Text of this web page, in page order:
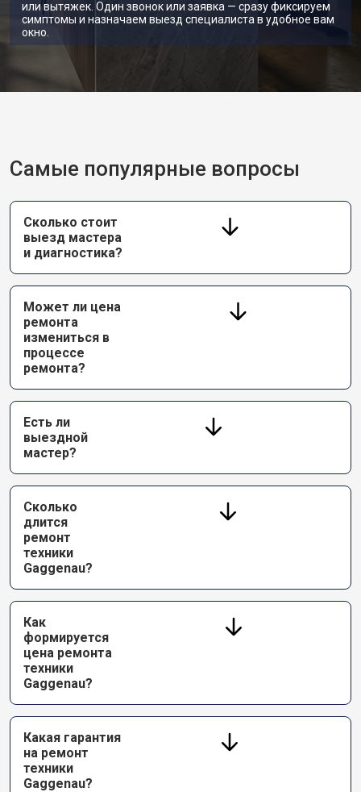
или вытяжек. Один звонок или заявка — сразу фиксируем
симптомы и назначаем выезд специалиста в удобное вам
окно.
Самые популярные вопросы
Сколько стоит
выезд мастера
и диагностика?
Может ли цена
ремонта
измениться в
процессе
ремонта?
Есть ли
выездной
мастер?
Сколько
длится
ремонт
техники
Gaggenau?
Как
формируется
цена ремонта
техники
Gaggenau?
Какая гарантия
на ремонт
техники
Gaggenau?